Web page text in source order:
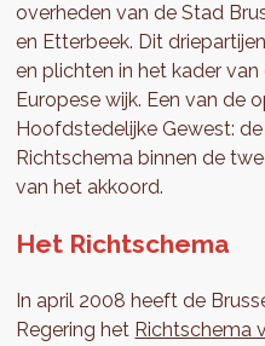
overheden van de Stad
en Etterbeek. Dit
en plichten in het kader
Europese wijk. Een van de
Hoofdstedelijke Gewest:
Richtschema binnen de
van het akkoord.
Het Richtschema
In april 2008 heeft de
Regering het Richtschema